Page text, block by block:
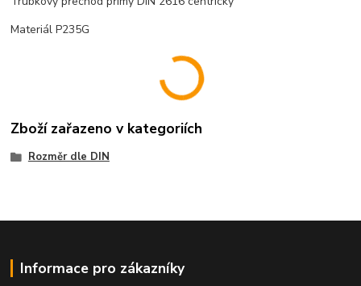
Materiál P235G
Zboží zařazeno v kategoriích
Rozměr dle DIN
Informace pro zákazníky